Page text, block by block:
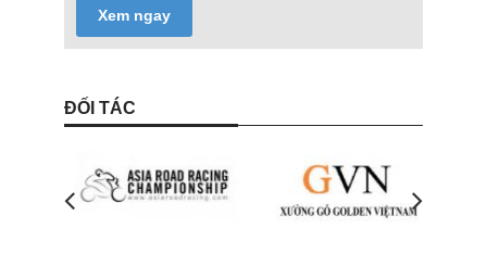
Xem ngay
ĐỐI TÁC